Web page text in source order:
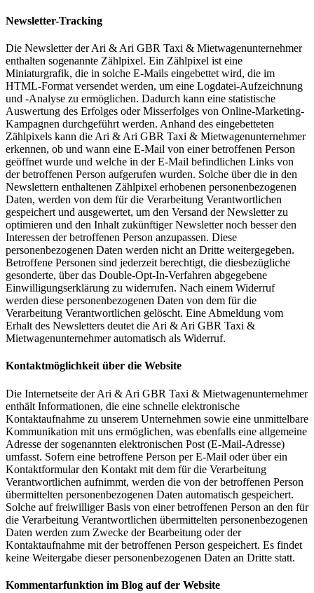
Newsletter-Tracking
Die Newsletter der Ari & Ari GBR Taxi & Mietwagenunternehmer
enthalten sogenannte Zählpixel. Ein Zählpixel ist eine
Miniaturgrafik, die in solche E-Mails eingebettet wird, die im
HTML-Format versendet werden, um eine Logdatei-Aufzeichnung
und -Analyse zu ermöglichen. Dadurch kann eine statistische
Auswertung des Erfolges oder Misserfolges von Online-Marketing-
Kampagnen durchgeführt werden. Anhand des eingebetteten
Zählpixels kann die Ari & Ari GBR Taxi & Mietwagenunternehmer
erkennen, ob und wann eine E-Mail von einer betroffenen Person
geöffnet wurde und welche in der E-Mail befindlichen Links von
der betroffenen Person aufgerufen wurden. Solche über die in den
Newslettern enthaltenen Zählpixel erhobenen personenbezogenen
Daten, werden von dem für die Verarbeitung Verantwortlichen
gespeichert und ausgewertet, um den Versand der Newsletter zu
optimieren und den Inhalt zukünftiger Newsletter noch besser den
Interessen der betroffenen Person anzupassen. Diese
personenbezogenen Daten werden nicht an Dritte weitergegeben.
Betroffene Personen sind jederzeit berechtigt, die diesbezügliche
gesonderte, über das Double-Opt-In-Verfahren abgegebene
Einwilligungserklärung zu widerrufen. Nach einem Widerruf
werden diese personenbezogenen Daten von dem für die
Verarbeitung Verantwortlichen gelöscht. Eine Abmeldung vom
Erhalt des Newsletters deutet die Ari & Ari GBR Taxi &
Mietwagenunternehmer automatisch als Widerruf.
Kontaktmöglichkeit über die Website
Die Internetseite der Ari & Ari GBR Taxi & Mietwagenunternehmer
enthält Informationen, die eine schnelle elektronische
Kontaktaufnahme zu unserem Unternehmen sowie eine unmittelbare
Kommunikation mit uns ermöglichen, was ebenfalls eine allgemeine
Adresse der sogenannten elektronischen Post (E-Mail-Adresse)
umfasst. Sofern eine betroffene Person per E-Mail oder über ein
Kontaktformular den Kontakt mit dem für die Verarbeitung
Verantwortlichen aufnimmt, werden die von der betroffenen Person
übermittelten personenbezogenen Daten automatisch gespeichert.
Solche auf freiwilliger Basis von einer betroffenen Person an den für
die Verarbeitung Verantwortlichen übermittelten personenbezogenen
Daten werden zum Zwecke der Bearbeitung oder der
Kontaktaufnahme mit der betroffenen Person gespeichert. Es findet
keine Weitergabe dieser personenbezogenen Daten an Dritte statt.
Kommentarfunktion im Blog auf der Website